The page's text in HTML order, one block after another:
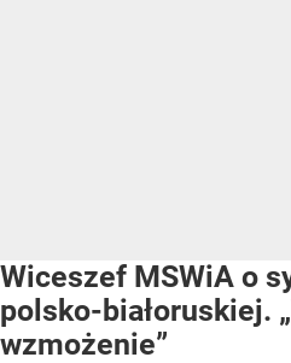
Wiceszef MSWiA o
polsko-białoruskiej.
wzmożenie”